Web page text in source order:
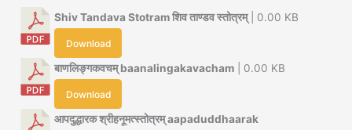
Shiv Tandava Stotram शिव ताण्डव स्तोत्रम्| 0.00 KB
Download
बाणलिङ्गकवचम् baanalingakavacham | 0.00 KB
Download
आपदुद्धारक श्रीहनूमत्स्तोत्रम् aapaduddhaarak